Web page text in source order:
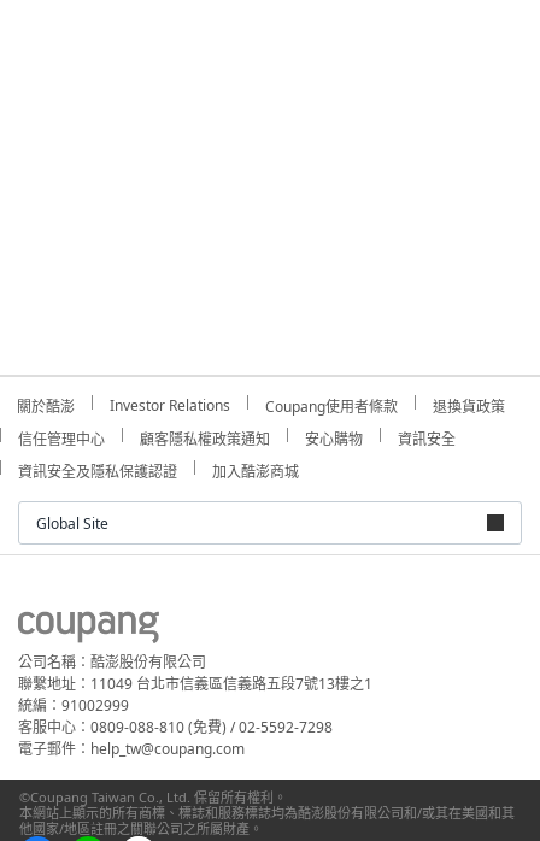
關於酷澎 Investor Relations Coupang使用者條款
退換貨政策
信任管理中心
顧客隱私權政策通知 安心購物
資訊安全
資訊安全及隱私保護認證
加入酷澎商城
Global Site
公司名稱：酷澎股份有限公司
聯繫地址：11049 台北市信義區信義路五段7號13樓之1
統編：91002999
客服中心：0809-088-810 (免費) / 02-5592-7298
電子郵件：help_tw@coupang.com
©Coupang Taiwan Co., Ltd. 保留所有權利。
本網站上顯示的所有商標、標誌和服務標誌均為酷澎股份有限公司和/或其在美國和其
他國家/地區註冊之關聯公司之所屬財產。